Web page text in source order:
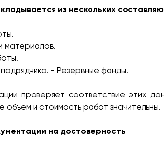
из нескольких
материалов.
- Резервные фонды.
проверяет соответствие этих
объем и стоимость работ значительны.
на достоверность